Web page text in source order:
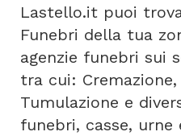
Lastello.it puoi
Funebri della tua
agenzie funebri sui
tra cui:
Tumulazione e
funebri, casse, urne